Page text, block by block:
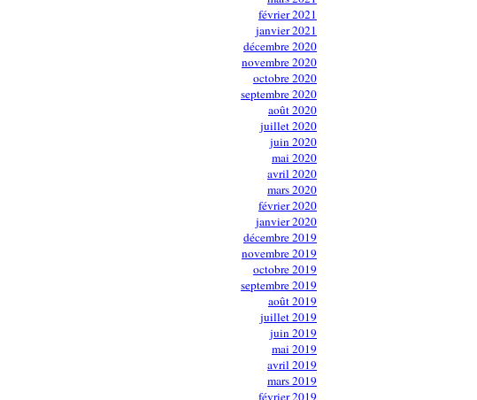
février 2021
janvier 2021
décembre 2020
novembre 2020
octobre 2020
septembre 2020
août 2020
juillet 2020
juin 2020
mai 2020
avril 2020
mars 2020
février 2020
janvier 2020
décembre 2019
novembre 2019
octobre 2019
septembre 2019
août 2019
juillet 2019
juin 2019
mai 2019
avril 2019
mars 2019
février 2019